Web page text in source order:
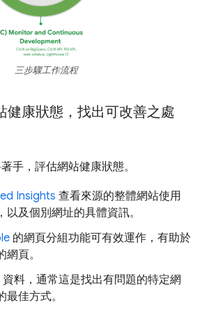
三步驟工作流程
健康狀態，找出可改善之處
手，評估網站健康狀態。
Insights 查看來源的整體網站使用
以及個別網址的具體資訊。
的網頁分組功能可有效運作，有助於
頁。
資料，通常這是找出有問題的特定網
佳方式。